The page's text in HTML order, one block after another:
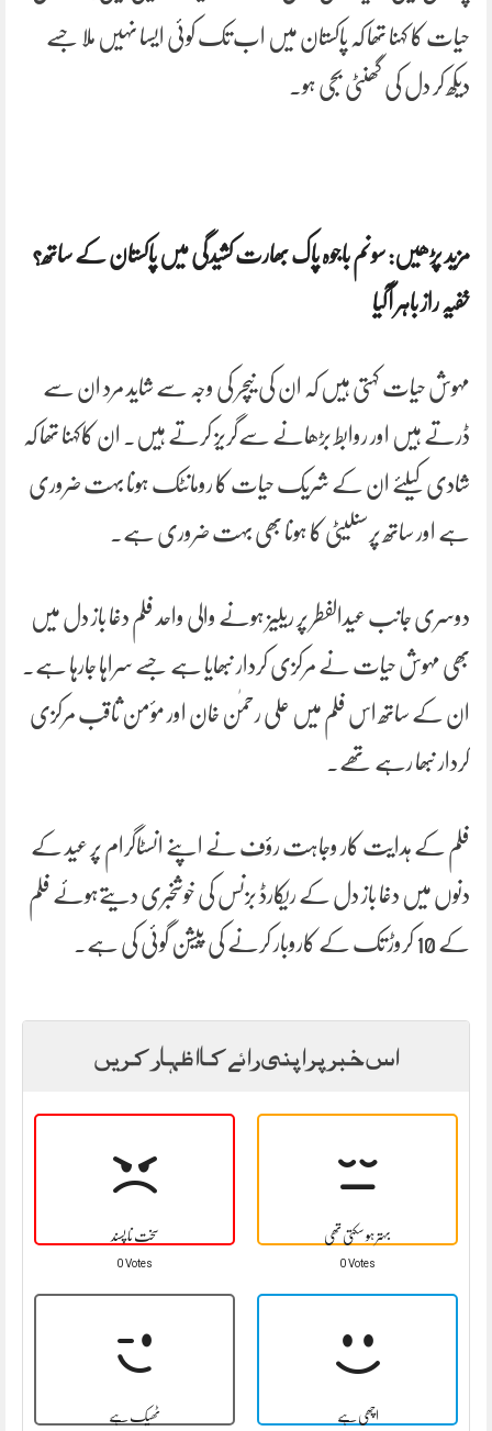
حیات کا کہنا تھا کہ پاکستان میں اب تک کوئی ایسا نہیں ملا جسے
دیکھ کر دل کی گھنٹی بجی ہو۔
مزید پڑھیں: سونم باجوہ پاک بھارت کشیدگی میں پاکستان کے ساتھ؟
خفیہ راز باہر آگیا
مہوش حیات کہتی ہیں کہ ان کی نیچر کی وجہ سے شاید مرد ان سے
ڈرتے ہیں اور روابط بڑھانے سےگریز کرتے ہیں۔ ان کاکہنا تھا کہ
شادی کیلئے ان کے شریک حیات کا رومانٹک ہونا بہت ضروری
ہے اور ساتھ پرسنلیٹی کا ہونا بھی بہت ضروری ہے۔
دوسری جانب عیدالفطر پر ریلیز ہونے والی واحد فلم دغا باز دل میں
بھی مہوش حیات نے مرکزی کردار نبھایا ہے جسے سراہا جارہا ہے۔
ان کے ساتھ اس فلم میں علی رحمٰن خان اور مؤمن ثاقب مرکزی
کردار نبھا رہے تھے۔
فلم کے ہدایت کار وجاہت رؤف نے اپنے انسٹاگرام پر عید کے
دنوں میں دغا باز دل کے ریکارڈ بزنس کی خوشخبری دیتےہوئے فلم
کے 10 کروڑ تک کے کاروبار کرنے کی پیشن گوئی کی ہے۔
اس خبر پر اپنی رائے کا اظہار کریں
سخت نا پسند
0 Votes
بہتر ہو سکتی تھی
0 Votes
ٹھیک ہے اچھی ہے